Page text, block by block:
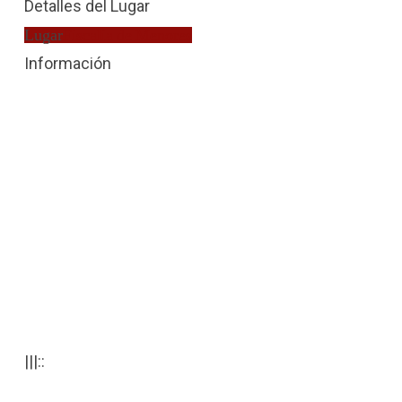
Detalles del Lugar
LugarFiscalía de Menores
Información
|||::